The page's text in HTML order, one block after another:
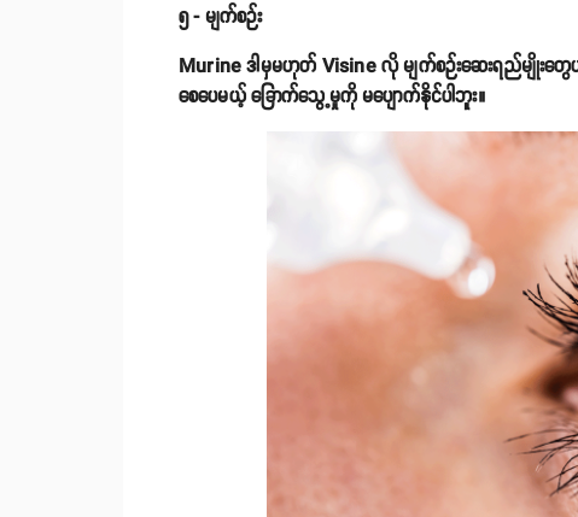
၅ - မျက်စဉ်း
Murine ဒါမှမဟုတ် Visine လို မျက်စဉ်းဆေးရည်မျိုးတွေ
စေပေမယ့် ခြောက်သွေ့မှုကို မပျောက်နိုင်ပါဘူး။